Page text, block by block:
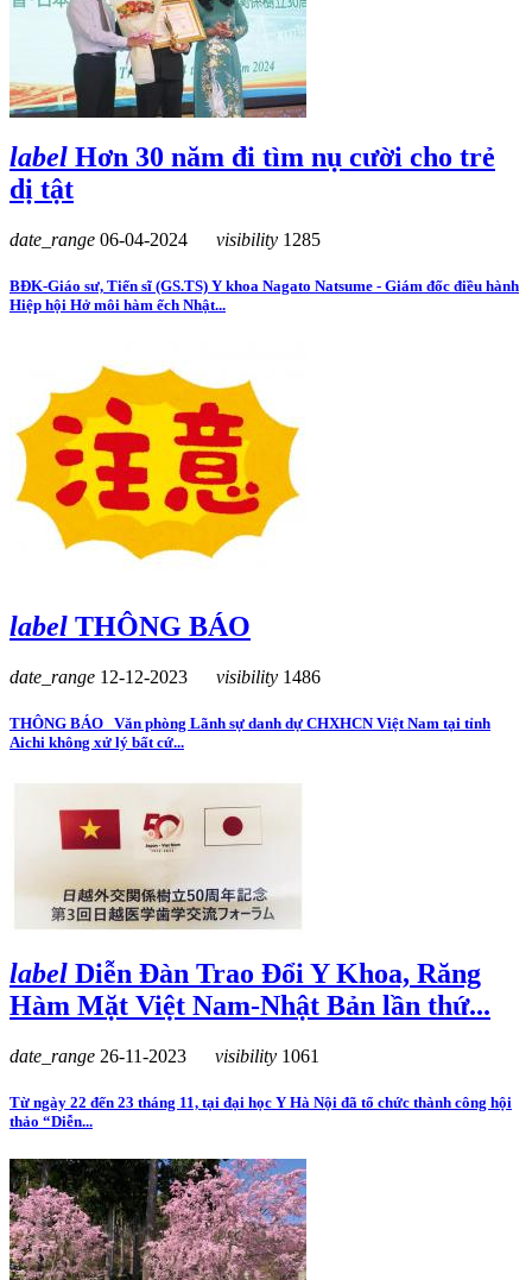
label Hơn 30 năm đi tìm nụ cười cho trẻ
dị tật
date_range 06-04-2024 visibility 1285
BĐK-Giáo sư, Tiến sĩ (GS.TS) Y khoa Nagato Natsume - Giám đốc điều hành
Hiệp hội Hở môi hàm ếch Nhật...
label THÔNG BÁO
date_range 12-12-2023 visibility 1486
THÔNG BÁO Văn phòng Lãnh sự danh dự CHXHCN Việt Nam tại tỉnh
Aichi không xử lý bất cứ...
label Diễn Đàn Trao Đổi Y Khoa, Răng
Hàm Mặt Việt Nam-Nhật Bản lần thứ...
date_range 26-11-2023 visibility 1061
Từ ngày 22 đến 23 tháng 11, tại đại học Y Hà Nội đã tổ chức thành công hội
thảo “Diễn...